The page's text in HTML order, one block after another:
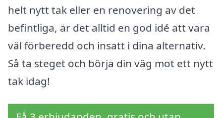
helt nytt tak eller en renovering av det
befintliga, är det alltid en god idé att vara
väl förberedd och insatt i dina alternativ.
Så ta steget och börja din väg mot ett nytt
tak idag!